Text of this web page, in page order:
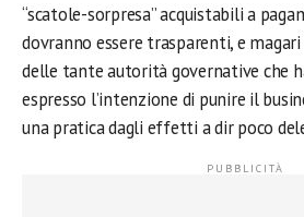
“scatole-sorpresa” acquistabili a
dovranno essere trasparenti, e
delle tante autorità governative che
espresso l’intenzione di punire il
una pratica dagli effetti a dir poco